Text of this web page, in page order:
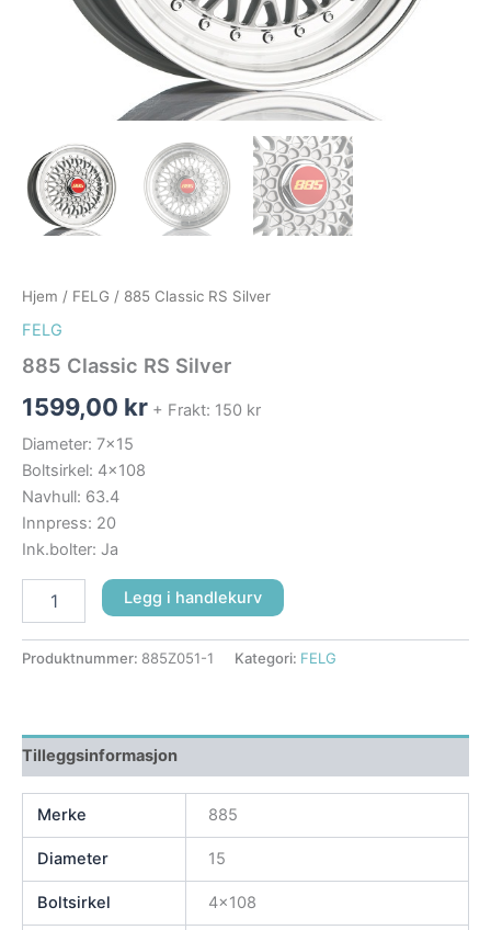
Hjem / FELG / 885 Classic RS Silver
FELG
885 Classic RS Silver
1599,00 kr + Frakt: 150 kr
Diameter: 7×15
Boltsirkel: 4×108
Navhull: 63.4
Innpress: 20
Ink.bolter: Ja
Legg i handlekurv
Produktnummer: 885Z051-1 Kategori: FELG
Tilleggsinformasjon
Merke 885
Diameter 15
Boltsirkel 4×108